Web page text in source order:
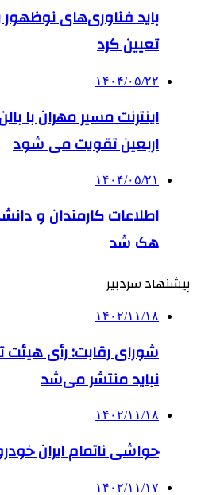
باید فناوری‌های
تعیین کرد
۱۴۰۴/۰۵/۲۲
اینترنت مسیر مهران با
اربعین تقویت می شود
۱۴۰۴/۰۵/۲۱
اطلاعات کارمندان و
هک شد
پیشنهاد سردبیر
۱۴۰۲/۱۱/۱۸
شورای رقابت: رأی هیئت
نباید منتشر می‌شد
۱۴۰۲/۱۱/۱۸
حواشی ناتمام ایران
۱۴۰۲/۱۱/۱۷